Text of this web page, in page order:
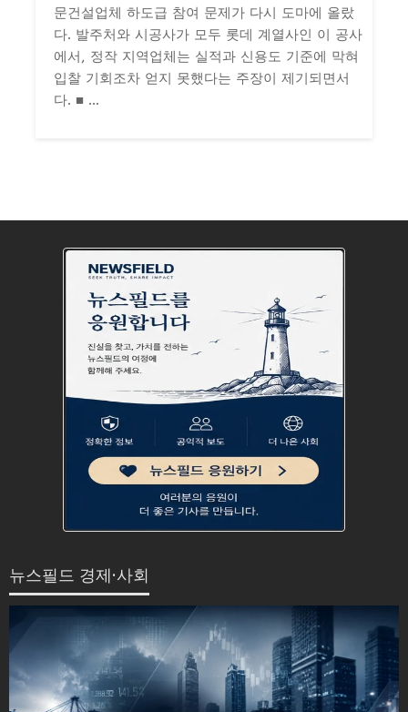
문건설업체 하도급 참여 문제가 다시 도마에 올랐
다. 발주처와 시공사가 모두 롯데 계열사인 이 공사
에서, 정작 지역업체는 실적과 신용도 기준에 막혀
입찰 기회조차 얻지 못했다는 주장이 제기되면서
다. ■ ...
뉴스필드 경제·사회